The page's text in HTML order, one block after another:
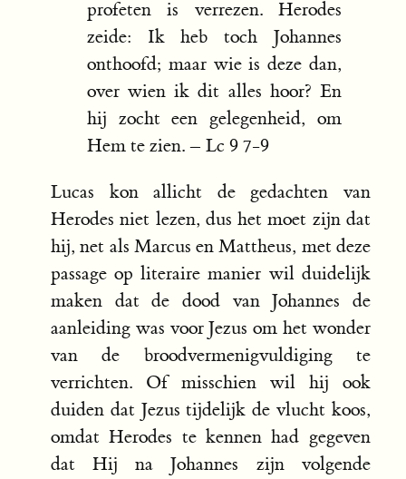
profeten is verrezen. Herodes
zeide: Ik heb toch Johannes
onthoofd; maar wie is deze dan,
over wien ik dit alles hoor? En
hij zocht een gelegenheid, om
Hem te zien. – Lc 9 7-9
Lucas kon allicht de gedachten van
Herodes niet lezen, dus het moet zijn dat
hij, net als Marcus en Mattheus, met deze
passage op literaire manier wil duidelijk
maken dat de dood van Johannes de
aanleiding was voor Jezus om het wonder
van de broodvermenigvuldiging te
verrichten. Of misschien wil hij ook
duiden dat Jezus tijdelijk de vlucht koos,
omdat Herodes te kennen had gegeven
dat Hij na Johannes zijn volgende